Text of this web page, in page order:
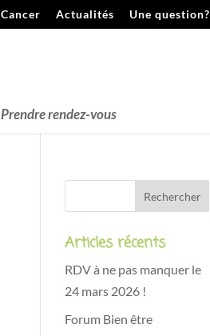
Cancer Actualités Une question?
Prendre rendez-vous
Articles récents
RDV à ne pas manquer le
24 mars 2026 !
Forum Bien être